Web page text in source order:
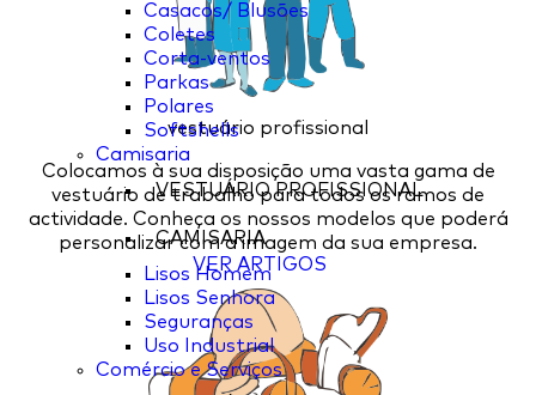
Casacos/ Blusões
Coletes
Corta-ventos
Parkas
Polares
Softshells
Camisaria
VESTUÁRIO PROFISSIONAL
CAMISARIA
Lisos Homem
Lisos Senhora
Seguranças
Uso Industrial
Comércio e Serviços
vestuário profissional
Colocamos à sua disposição uma vasta gama de
vestuário de trabalho para todos os ramos de
actividade. Conheça os nossos modelos que poderá
personalizar com a imagem da sua empresa.
VER ARTIGOS